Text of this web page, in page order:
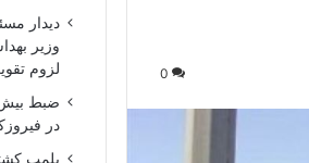
0
دیدار
وزیر
لزوم
در
پلمب